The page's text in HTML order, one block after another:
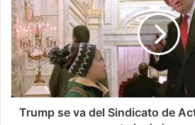
Trump se va del Sindicato de